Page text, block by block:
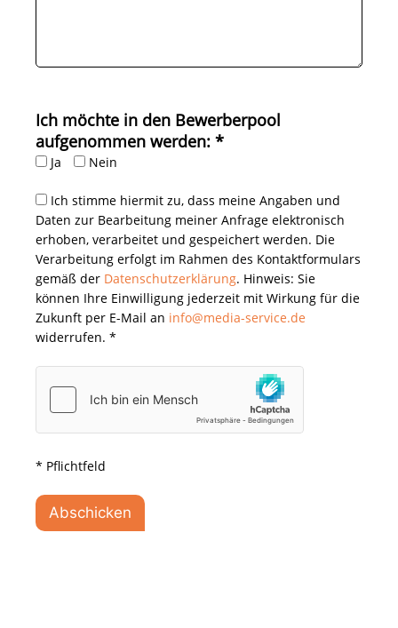
Bitte lasse dieses Feld leer.
Ich möchte in den Bewerberpool
aufgenommen werden: *
Ja Nein
Ich stimme hiermit zu, dass meine Angaben und
Daten zur Bearbeitung meiner Anfrage elektronisch
erhoben, verarbeitet und gespeichert werden. Die
Verarbeitung erfolgt im Rahmen des Kontaktformulars
gemäß der Datenschutzerklärung. Hinweis: Sie
können Ihre Einwilligung jederzeit mit Wirkung für die
Zukunft per E-Mail an info@media-service.de
widerrufen. *
* Pflichtfeld